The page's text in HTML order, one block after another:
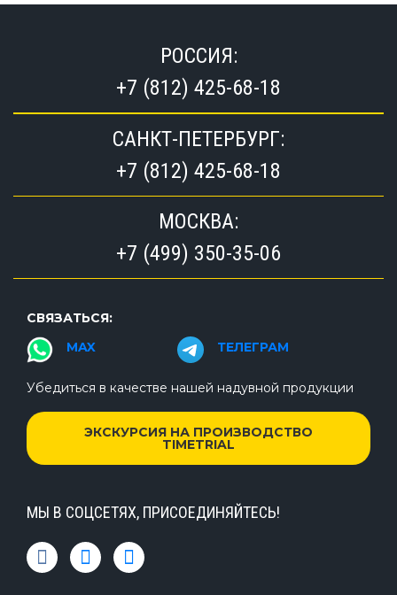
РОССИЯ:
+7 (812) 425-68-18
САНКТ-ПЕТЕРБУРГ:
+7 (812) 425-68-18
МОСКВА:
+7 (499) 350-35-06
СВЯЗАТЬСЯ:
MAX
ТЕЛЕГРАМ
Убедиться в качестве нашей надувной продукции
ЭКСКУРСИЯ НА ПРОИЗВОДСТВО
TIMETRIAL
МЫ В СОЦСЕТЯХ, ПРИСОЕДИНЯЙТЕСЬ!